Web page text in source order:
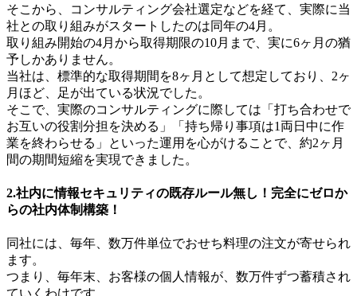
そこから、コンサルティング会社選定などを経て、実際に当
社との取り組みがスタートしたのは同年の4月。
取り組み開始の4月から取得期限の10月まで、実に6ヶ月の猶
予しかありません。
当社は、標準的な取得期間を8ヶ月として想定しており、2ヶ
月ほど、足が出ている状況でした。
そこで、実際のコンサルティングに際しては「打ち合わせで
お互いの役割分担を決める」「持ち帰り事項は1両日中に作
業を終わらせる」といった運用を心がけることで、約2ヶ月
間の期間短縮を実現できました。
2.社内に情報セキュリティの既存ルール無し！完全にゼロか
らの社内体制構築！
同社には、毎年、数万件単位でおせち料理の注文が寄せられ
ます。
つまり、毎年末、お客様の個人情報が、数万件ずつ蓄積され